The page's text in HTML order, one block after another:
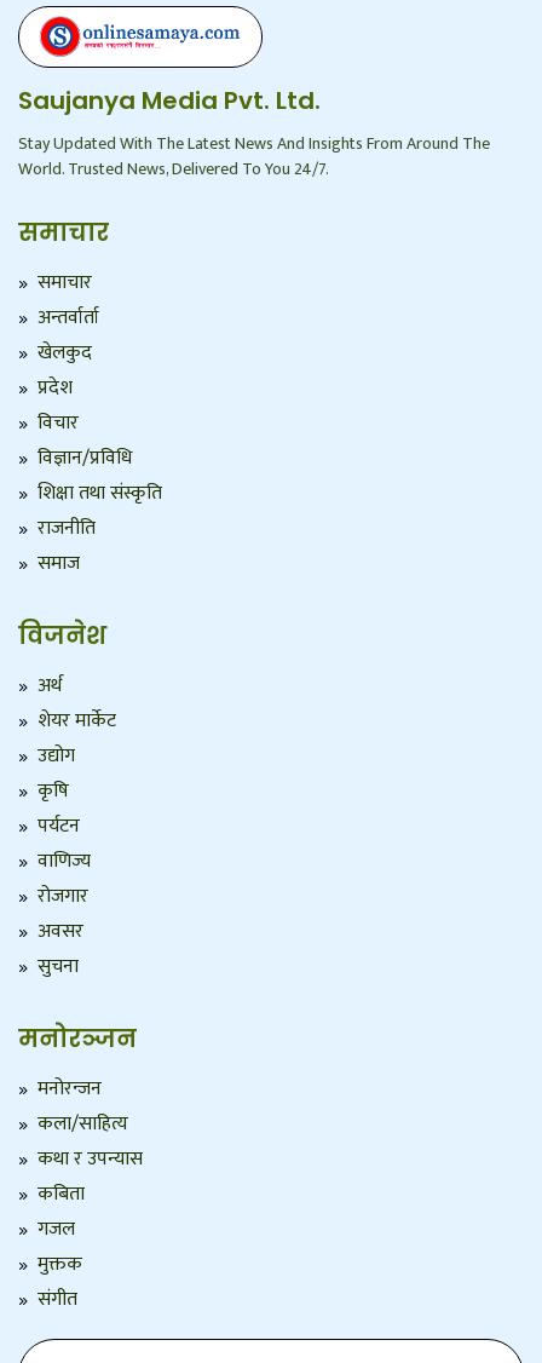
Saujanya Media Pvt. Ltd.
Stay Updated With The Latest News And Insights From Around The
World. Trusted News, Delivered To You 24/7.
समाचार
समाचार
अन्तर्वार्ता
खेलकुद
प्रदेश
विचार
विज्ञान/प्रविधि
शिक्षा तथा संस्कृति
राजनीति
समाज
विजनेश
अर्थ
शेयर मार्केट
उद्योग
कृषि
पर्यटन
वाणिज्य
रोजगार
अवसर
सुचना
मनोरञ्जन
मनोरन्जन
कला/साहित्य
कथा र उपन्यास
कबिता
गजल
मुक्तक
संगीत